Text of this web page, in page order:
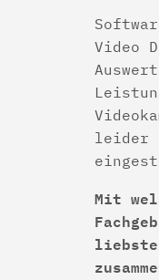
Video
leider
Mit